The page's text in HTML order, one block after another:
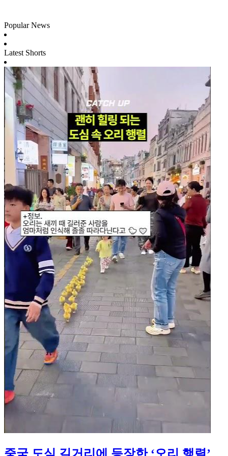
Popular News
Latest Shorts
중국 도심 길거리에 등장한 ‘오리 행렬’